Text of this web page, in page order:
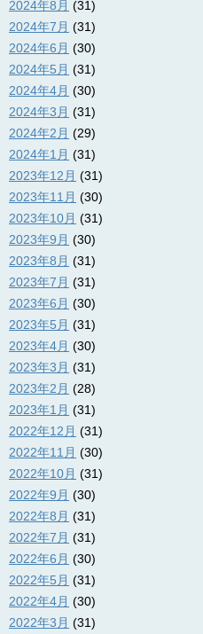
2024年8月 (31)
2024年7月 (31)
2024年6月 (30)
2024年5月 (31)
2024年4月 (30)
2024年3月 (31)
2024年2月 (29)
2024年1月 (31)
2023年12月 (31)
2023年11月 (30)
2023年10月 (31)
2023年9月 (30)
2023年8月 (31)
2023年7月 (31)
2023年6月 (30)
2023年5月 (31)
2023年4月 (30)
2023年3月 (31)
2023年2月 (28)
2023年1月 (31)
2022年12月 (31)
2022年11月 (30)
2022年10月 (31)
2022年9月 (30)
2022年8月 (31)
2022年7月 (31)
2022年6月 (30)
2022年5月 (31)
2022年4月 (30)
2022年3月 (31)